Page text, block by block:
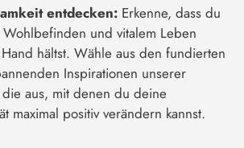
entdecken: Erkenne, dass du
und vitalem Leben
hältst. Wähle aus den fundierten
Inspirationen unserer
aus, mit denen du deine
maximal positiv verändern kannst.